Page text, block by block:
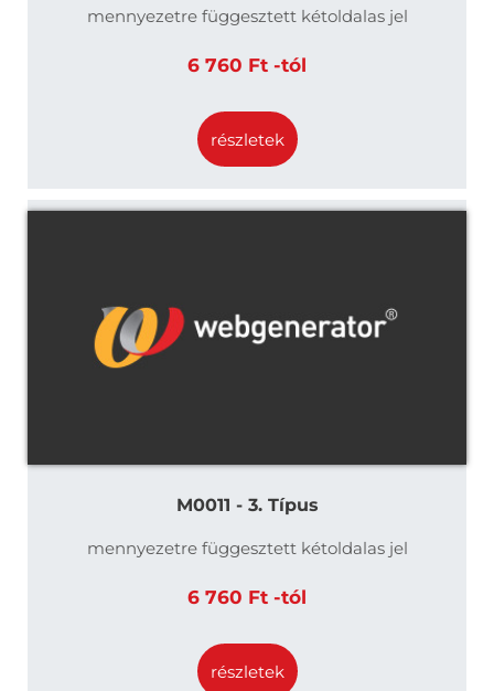
mennyezetre függesztett kétoldalas jel
6 760 Ft -tól
részletek
M0011 - 3. Típus
mennyezetre függesztett kétoldalas jel
6 760 Ft -tól
részletek